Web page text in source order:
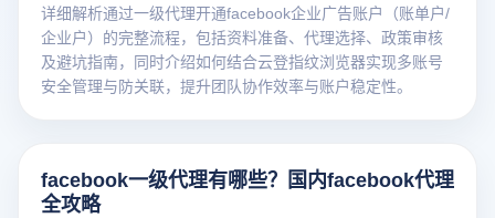
详细解析通过一级代理开通facebook企业广告账户（账单户/
企业户）的完整流程，包括资料准备、代理选择、政策审核
及避坑指南，同时介绍如何结合云登指纹浏览器实现多账号
安全管理与防关联，提升团队协作效率与账户稳定性。
facebook一级代理有哪些？国内facebook代理
全攻略